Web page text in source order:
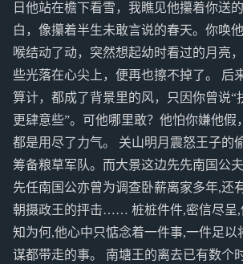
日他站在檐下看雪，我瞧见他攥着你送
白，像攥着半生未敢言说的春天。你唤
喉结动了动，突然想起幼时看过的月亮
些光落在心尖上，便再也擦不掉了。 后
算计，都成了背景里的风，只因你曾说“
更肆意些”。可他哪里敢？他怕你嫌他假
都是用尽了力气。 关山明月震怒王子的
筹备粮草军队。而大景这边先先南国公
先任南国公亦曾为调查卧薪离家多年,还
朝摄政王的抨击…… 桩桩件件,密信尽呈,
知为何,他心中只惦念着一件事,一件足以
谋都带走的事。 南塘王的离去已有数个